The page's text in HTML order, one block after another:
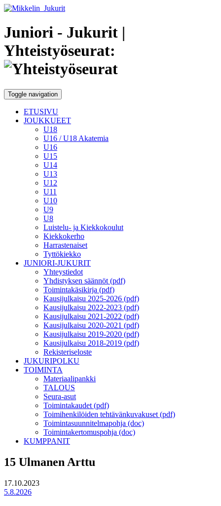
Juniori - Jukurit |
Yhteistyöseurat:
Toggle navigation
ETUSIVU
JOUKKUEET
U18
U16 / U18 Akatemia
U16
U15
U14
U13
U12
U11
U10
U9
U8
Luistelu- ja Kiekkokoulut
Kiekkokerho
Harrastenaiset
Tyttökiekko
JUNIORI-JUKURIT
Yhteystiedot
Yhdistyksen säännöt (pdf)
Toimintakäsikirja (pdf)
Kausijulkaisu 2025-2026 (pdf)
Kausijulkaisu 2022-2023 (pdf)
Kausijulkaisu 2021-2022 (pdf)
Kausijulkaisu 2020-2021 (pdf)
Kausijulkaisu 2019-2020 (pdf)
Kausijulkaisu 2018-2019 (pdf)
Rekisteriseloste
JUKURIPOLKU
TOIMINTA
Materiaalipankki
TALOUS
Seura-asut
Toimintakaudet (pdf)
Toimihenkilöiden tehtävänkuvakuset (pdf)
Toimintasuunnitelmapohja (doc)
Toimintakertomuspohja (doc)
KUMPPANIT
15 Ulmanen Arttu
17.10.2023
5.8.2026